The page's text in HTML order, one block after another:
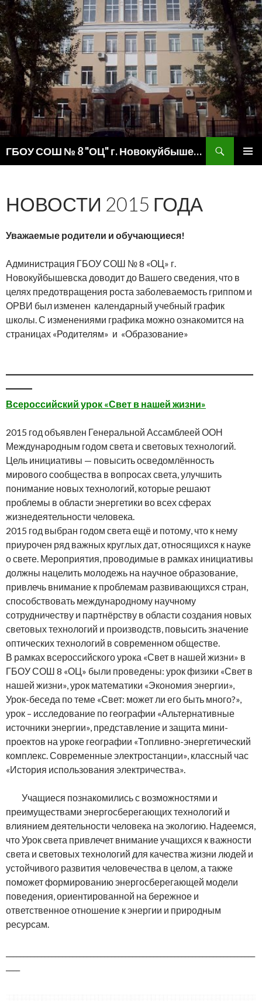
ГБОУ СОШ № 8 "ОЦ" г. Новокуйбышевска
НОВОСТИ 2015 ГОДА
Уважаемые родители и обучающиеся!
Администрация ГБОУ СОШ № 8 «ОЦ» г.
Новокуйбышевска доводит до Вашего сведения, что в
целях предотвращения роста заболеваемость гриппом и
ОРВИ был изменен календарный учебный график
школы. С изменениями графика можно ознакомится на
страницах «Родителям» и «Образование»
Всероссийский урок «Свет в нашей жизни»
2015 год объявлен Генеральной Ассамблеей ООН
Международным годом света и световых технологий.
Цель инициативы — повысить осведомлённость
мирового сообщества в вопросах света, улучшить
понимание новых технологий, которые решают
проблемы в области энергетики во всех сферах
жизнедеятельности человека.
2015 год выбран годом света ещё и потому, что к нему
приурочен ряд важных круглых дат, относящихся к науке
о свете. Мероприятия, проводимые в рамках инициативы
должны нацелить молодежь на научное образование,
привлечь внимание к проблемам развивающихся стран,
способствовать международному научному
сотрудничеству и партнёрству в области создания новых
световых технологий и производств, повысить значение
оптических технологий в современном обществе.
В рамках всероссийского урока «Свет в нашей жизни» в
ГБОУ СОШ 8 «ОЦ» были проведены: урок физики «Свет в
нашей жизни», урок математики «Экономия энергии»,
Урок-беседа по теме «Свет: может ли его быть много?»,
урок – исследование по географии «Альтернативные
источники энергии», представление и защита мини-
проектов на уроке географии «Топливно-энергетический
комплекс. Современные электростанции», классный час
«История использования электричества».
Учащиеся познакомились с возможностями и
преимуществами энергосберегающих технологий и
влиянием деятельности человека на экологию. Надеемся,
что Урок света привлечет внимание учащихся к важности
света и световых технологий для качества жизни людей и
устойчивого развития человечества в целом, а также
поможет формированию энергосберегающей модели
поведения, ориентированной на бережное и
ответственное отношение к энергии и природным
ресурсам.